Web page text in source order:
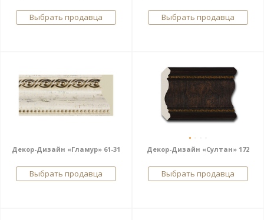
Выбрать продавца Выбрать продавца
Декор-Дизайн «Гламур» 61-31
Выбрать продавца
Декор-Дизайн «Султан» 172
Выбрать продавца